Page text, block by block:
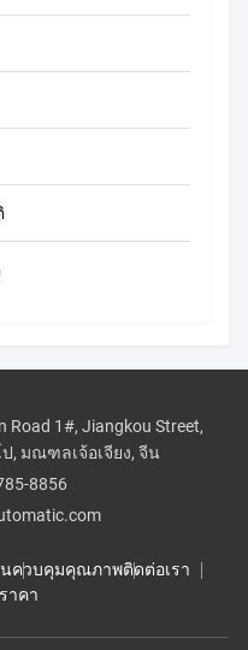
Road 1#, Jiangkou Street,
ป, มณฑลเจ้อเจียง, จีน
8856
ควบคุมคุณภาพติดต่อเรา
าคา